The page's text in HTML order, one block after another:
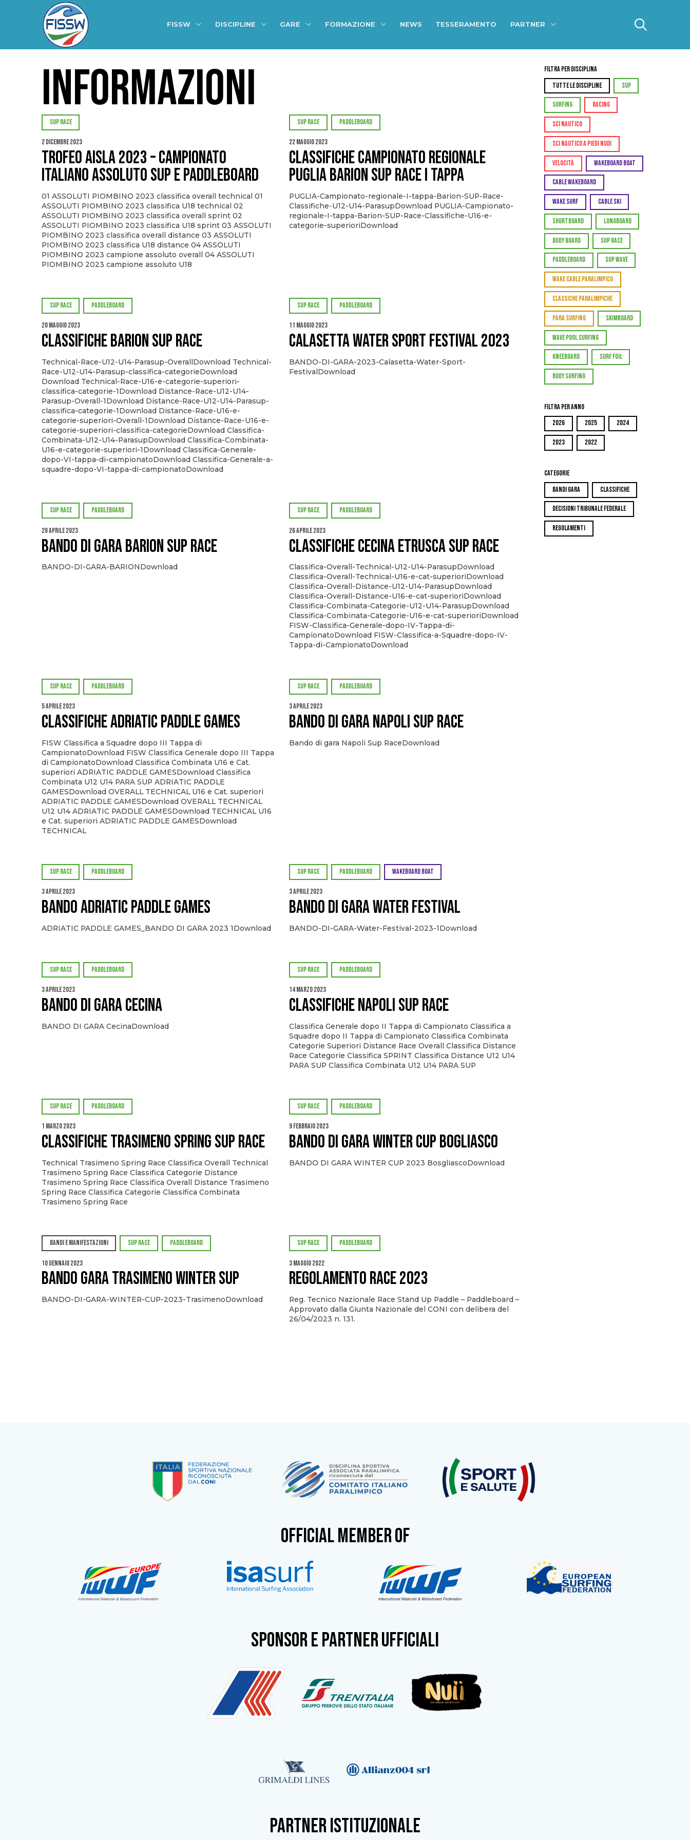
FISSW DISCIPLINE GARE FORMAZIONE NEWS TESSERAMENTO PARTNER
Filtra per Disciplina
TUTTE LE DISCIPLINE
SUP
SURFING RACING
SCI NAUTICO
SCI NAUTICO A PIEDI NUDI
VELOCITÀ WAKEBOARD BOAT
CABLE WAKEBOARD
WAKE SURF CABLE SKI
SHORTBOARD LONGBOARD
BODY BOARD SUP RACE
PADDLEBOARD SUP WAVE
WAKE CABLE PARALIMPICO
CLASSICHE PARALIMPICHE
PARA SURFING SKIMBOARD
WAVE POOL SURFING
KNEEBOARD SURF FOIL
BODY SURFING
Filtra per Anno
2026
2025 2024
2023 2022
Categorie
BANDI GARA
CLASSIFICHE
DECISIONI TRIBUNALE FEDERALE
REGOLAMENTI
INFORMAZIONI
SUP RACE
2 Dicembre 2023
Trofeo AISLA 2023 – Campionato
Italiano Assoluto SUP e PADDLEBOARD
01 ASSOLUTI PIOMBINO 2023 classifica overall technical 01
ASSOLUTI PIOMBINO 2023 classifica U18 technical 02
ASSOLUTI PIOMBINO 2023 classifica overall sprint 02
ASSOLUTI PIOMBINO 2023 classifica U18 sprint 03 ASSOLUTI
PIOMBINO 2023 classifica overall distance 03 ASSOLUTI
PIOMBINO 2023 classifica U18 distance 04 ASSOLUTI
PIOMBINO 2023 campione assoluto overall 04 ASSOLUTI
PIOMBINO 2023 campione assoluto U18
SUP RACE PADDLEBOARD
22 Maggio 2023
CLASSIFICHE Campionato Regionale
PUGLIA BARION SUP Race I Tappa
PUGLIA-Campionato-regionale-I-tappa-Barion-SUP-Race-
Classifiche-U12-U14-ParasupDownload PUGLIA-Campionato-
regionale-I-tappa-Barion-SUP-Race-Classifiche-U16-e-
categorie-superioriDownload
SUP RACE PADDLEBOARD
20 Maggio 2023
CLASSIFICHE BARION SUP RACE
Technical-Race-U12-U14-Parasup-OverallDownload Technical-
Race-U12-U14-Parasup-classifica-categorieDownload
Download Technical-Race-U16-e-categorie-superiori-
classifica-categorie-1Download Distance-Race-U12-U14-
Parasup-Overall-1Download Distance-Race-U12-U14-Parasup-
classifica-categorie-1Download Distance-Race-U16-e-
categorie-superiori-Overall-1Download Distance-Race-U16-e-
categorie-superiori-classifica-categorieDownload Classifica-
Combinata-U12-U14-ParasupDownload Classifica-Combinata-
U16-e-categorie-superiori-1Download Classifica-Generale-
dopo-VI-tappa-di-campionatoDownload Classifica-Generale-a-
squadre-dopo-VI-tappa-di-campionatoDownload
SUP RACE PADDLEBOARD
11 Maggio 2023
Calasetta Water Sport Festival 2023
BANDO-DI-GARA-2023-Calasetta-Water-Sport-
FestivalDownload
SUP RACE PADDLEBOARD
28 Aprile 2023
Bando di gara BARION SUP RACE
BANDO-DI-GARA-BARIONDownload
SUP RACE PADDLEBOARD
26 Aprile 2023
CLASSIFICHE Cecina ETRUSCA SUP RACE
Classifica-Overall-Technical-U12-U14-ParasupDownload
Classifica-Overall-Technical-U16-e-cat-superioriDownload
Classifica-Overall-Distance-U12-U14-ParasupDownload
Classifica-Overall-Distance-U16-e-cat-superioriDownload
Classifica-Combinata-Categorie-U12-U14-ParasupDownload
Classifica-Combinata-Categorie-U16-e-cat-superioriDownload
FISW-Classifica-Generale-dopo-IV-Tappa-di-
CampionatoDownload FISW-Classifica-a-Squadre-dopo-IV-
Tappa-di-CampionatoDownload
SUP RACE PADDLEBOARD
5 Aprile 2023
Classifiche ADRIATIC PADDLE GAMES
FISW Classifica a Squadre dopo III Tappa di
CampionatoDownload FISW Classifica Generale dopo III Tappa
di CampionatoDownload Classifica Combinata U16 e Cat.
superiori ADRIATIC PADDLE GAMESDownload Classifica
Combinata U12 U14 PARA SUP ADRIATIC PADDLE
GAMESDownload OVERALL TECHNICAL U16 e Cat. superiori
ADRIATIC PADDLE GAMESDownload OVERALL TECHNICAL
U12 U14 ADRIATIC PADDLE GAMESDownload TECHNICAL U16
e Cat. superiori ADRIATIC PADDLE GAMESDownload
TECHNICAL
SUP RACE PADDLEBOARD
3 Aprile 2023
Bando di Gara Napoli Sup Race
Bando di gara Napoli Sup RaceDownload
SUP RACE PADDLEBOARD
3 Aprile 2023
Bando ADRIATIC PADDLE GAMES
ADRIATIC PADDLE GAMES_BANDO DI GARA 2023 1Download
SUP RACE PADDLEBOARD WAKEBOARD BOAT
3 Aprile 2023
Bando di Gara Water Festival
BANDO-DI-GARA-Water-Festival-2023-1Download
SUP RACE PADDLEBOARD
3 Aprile 2023
BANDO DI GARA CECINA
BANDO DI GARA CecinaDownload
SUP RACE PADDLEBOARD
14 Marzo 2023
CLASSIFICHE NAPOLI SUP RACE
Classifica Generale dopo II Tappa di Campionato Classifica a
Squadre dopo II Tappa di Campionato Classifica Combinata
Categorie Superiori Distance Race Overall Classifica Distance
Race Categorie Classifica SPRINT Classifica Distance U12 U14
PARA SUP Classifica Combinata U12 U14 PARA SUP
SUP RACE PADDLEBOARD
1 Marzo 2023
CLASSIFICHE TRASIMENO SPRING SUP RACE
Technical Trasimeno Spring Race Classifica Overall Technical
Trasimeno Spring Race Classifica Categorie Distance
Trasimeno Spring Race Classifica Overall Distance Trasimeno
Spring Race Classifica Categorie Classifica Combinata
Trasimeno Spring Race
SUP RACE PADDLEBOARD
9 Febbraio 2023
Bando di Gara Winter Cup Bogliasco
BANDO DI GARA WINTER CUP 2023 BosgliascoDownload
BANDI E MANIFESTAZIONI SUP RACE PADDLEBOARD
10 Gennaio 2023
Bando gara TRASIMENO WINTER SUP
BANDO-DI-GARA-WINTER-CUP-2023-TrasimenoDownload
SUP RACE PADDLEBOARD
3 Maggio 2022
REGOLAMENTO RACE 2023
Reg. Tecnico Nazionale Race Stand Up Paddle – Paddleboard –
Approvato dalla Giunta Nazionale del CONI con delibera del
26/04/2023 n. 131.
OFFICIAL MEMBER OF
SPONSOR e partner ufficiali
partner istituzionale